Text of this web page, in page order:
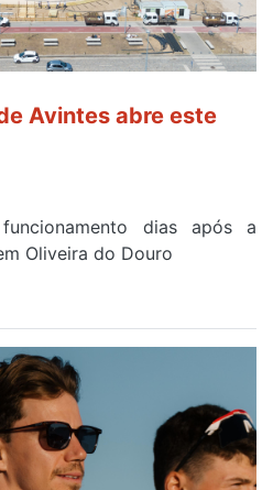
Avintes abre este
dias após a
Oliveira do Douro